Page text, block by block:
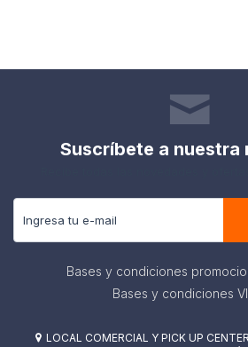
Suscríbete a nuestra
Bases y condiciones
Bases y condiciones
 LOCAL COMERCIAL Y PICK UP